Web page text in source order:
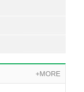
+MORE